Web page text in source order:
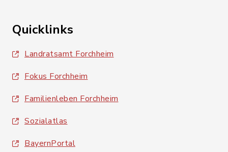
Quicklinks
Landratsamt Forchheim
Fokus Forchheim
Familienleben Forchheim
Sozialatlas
BayernPortal